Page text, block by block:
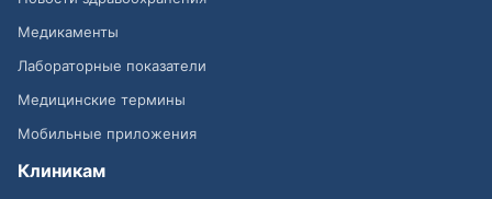
Медикаменты
Лабораторные показатели
Медицинские термины
Мобильные приложения
Клиникам